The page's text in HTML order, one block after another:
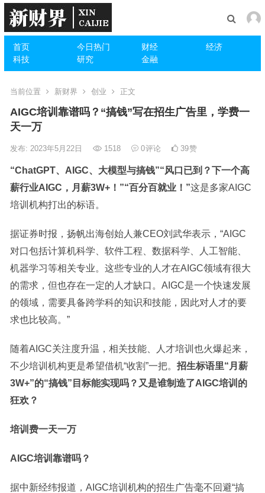
首页 今日热门 财经
经济
科技
研究 金融
当前位置 新财界 创业 正文
AIGC培训靠谱吗？“搞钱”写在招生广告里，学费一
天一万
发布: 2023年5月22日 1518 0评论 39赞
“ChatGPT、AIGC、大模型与搞钱”“风口已到？下一个高
薪行业AIGC，月薪3W+！”“百分百就业！”这是多家AIGC
培训机构打出的标语。
据证券时报，扬帆出海创始人兼CEO刘武华表示，“AIGC
对口包括计算机科学、软件工程、数据科学、人工智能、
机器学习等相关专业。这些专业的人才在AIGC领域有很大
的需求，但也存在一定的人才缺口。AIGC是一个快速发展
的领域，需要具备跨学科的知识和技能，因此对人才的要
求也比较高。”
随着AIGC关注度升温，相关技能、人才培训也火爆起来，
不少培训机构更是希望借机“收割”一把。 招生标语里“月薪
3W+”的“搞钱”目标能实现吗？又是谁制造了AIGC培训的
狂欢？
培训费一天一万
AIGC培训靠谱吗？
据中新经纬报道，AIGC培训机构的招生广告毫不回避“搞